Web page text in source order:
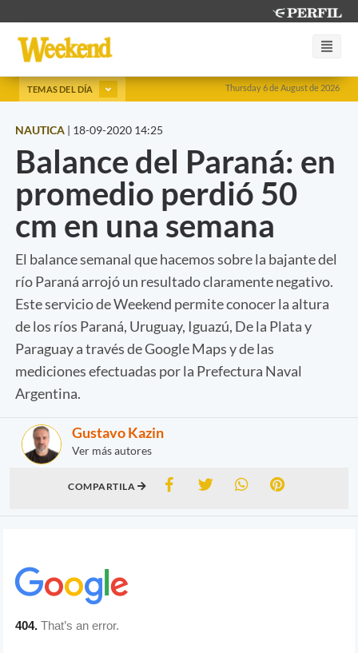
Thursday 6 de August de 2026
TEMAS DEL DÍA
NAUTICA | 18-09-2020 14:25
Balance del Paraná: en
promedio perdió 50
cm en una semana
El balance semanal que hacemos sobre la bajante del
río Paraná arrojó un resultado claramente negativo.
Este servicio de Weekend permite conocer la altura
de los ríos Paraná, Uruguay, Iguazú, De la Plata y
Paraguay a través de Google Maps y de las
mediciones efectuadas por la Prefectura Naval
Argentina.
Gustavo Kazin
Ver más autores
COMPARTILA